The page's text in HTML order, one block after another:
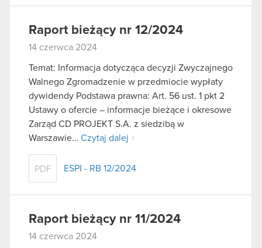
Raport bieżący nr 12/2024
14 czerwca 2024
Temat: Informacja dotycząca decyzji Zwyczajnego
Walnego Zgromadzenie w przedmiocie wypłaty
dywidendy Podstawa prawna: Art. 56 ust. 1 pkt 2
Ustawy o ofercie – informacje bieżące i okresowe
Zarząd CD PROJEKT S.A. z siedzibą w
Warszawie… Czytaj dalej
PDF ESPI - RB 12/2024
Raport bieżący nr 11/2024
14 czerwca 2024